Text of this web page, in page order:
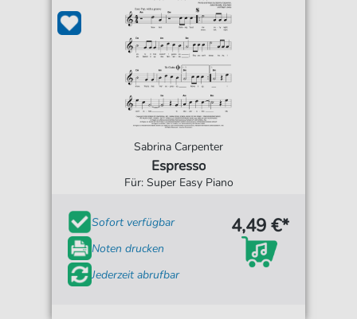
Sabrina Carpenter
Espresso
Für: Super Easy Piano
Sofort verfügbar
Noten drucken
Jederzeit abrufbar
4,49 €*